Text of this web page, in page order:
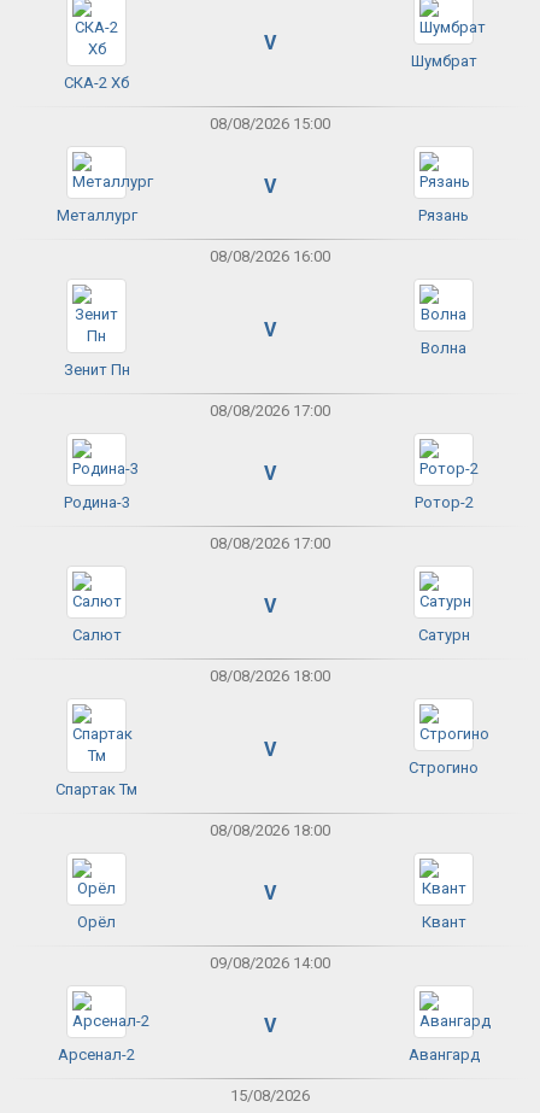
СКА-2 Хб
V
Шумбрат
08/08/2026 15:00
Металлург
V
Рязань
08/08/2026 16:00
Зенит Пн
V
Волна
08/08/2026 17:00
Родина-3
V
Ротор-2
08/08/2026 17:00
Салют
V
Сатурн
08/08/2026 18:00
Спартак Тм
V
Строгино
08/08/2026 18:00
Орёл
V
Квант
09/08/2026 14:00
Арсенал-2
V
Авангард
15/08/2026